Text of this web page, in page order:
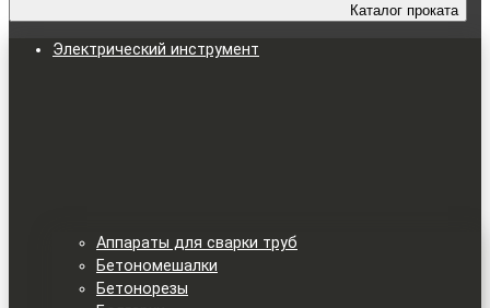
Каталог проката
Электрический инструмент
Аппараты для сварки труб
Бетономешалки
Бетонорезы